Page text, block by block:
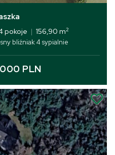
pokoje | 156,90 m2
bliźniak 4 sypialnie
000 PLN